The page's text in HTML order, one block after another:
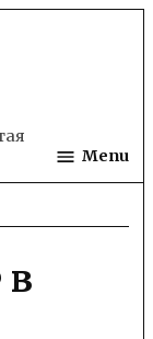
Menu